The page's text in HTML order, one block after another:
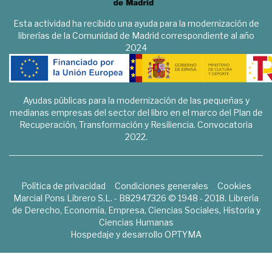
Esta actividad ha recibido una ayuda para la modernización de
librerías de la Comunidad de Madrid correspondiente al año
2024
Ayudas públicas para la modernización de las pequeñas y
medianas empresas del sector del libro en el marco del Plan de
Recuperación, Transformación y Resiliencia. Convocatoria
2022.
Política de privacidad Condiciones generales
Cookies
Marcial Pons Librero S.L. - B82947326 © 1948 - 2018. Librería
de Derecho, Economía, Empresa, Ciencias Sociales, Historia y
Ciencias Humanas
Hospedaje y desarrollo OPTYMA